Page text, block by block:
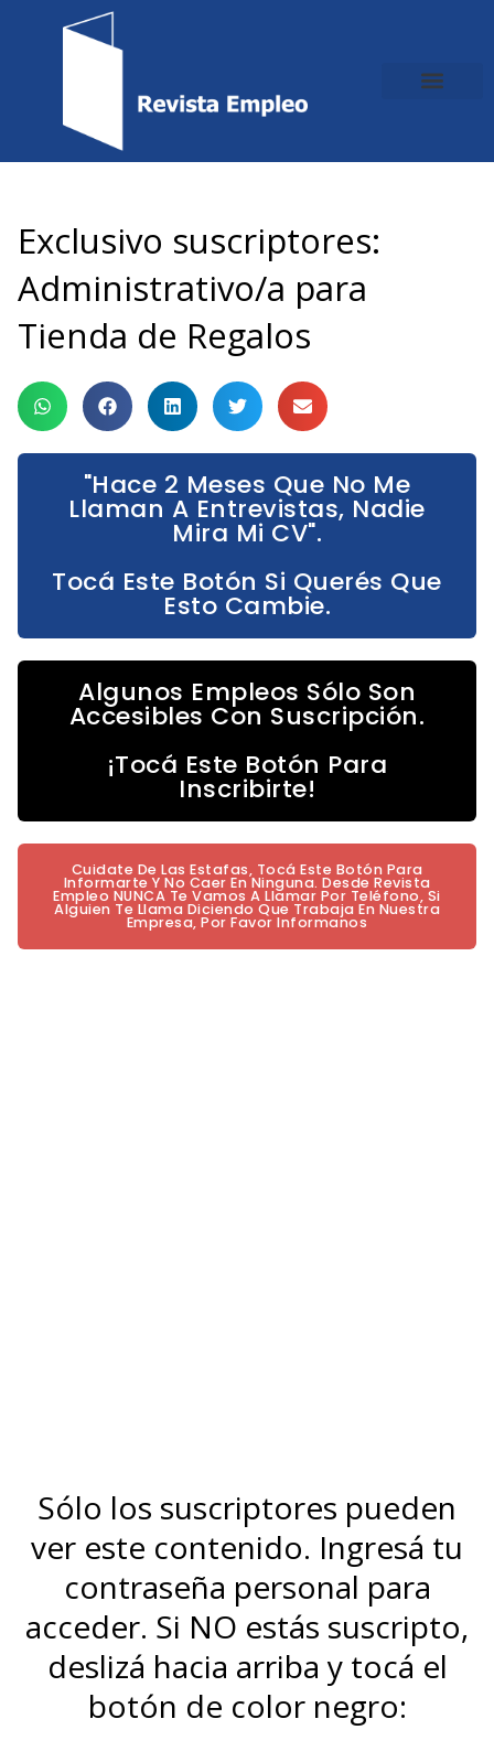
Exclusivo suscriptores:
Administrativo/a para
Tienda de Regalos
"Hace 2 Meses Que No Me
Llaman A Entrevistas, Nadie
Mira Mi CV".
Tocá Este Botón Si Querés Que
Esto Cambie.
Algunos Empleos Sólo Son
Accesibles Con Suscripción.
¡Tocá Este Botón Para
Inscribirte!
Cuidate De Las Estafas, Tocá Este Botón Para
Informarte Y No Caer En Ninguna. Desde Revista
Empleo NUNCA Te Vamos A Llamar Por Teléfono, Si
Alguien Te Llama Diciendo Que Trabaja En Nuestra
Empresa, Por Favor Informanos
Sólo los suscriptores pueden
ver este contenido. Ingresá tu
contraseña personal para
acceder. Si NO estás suscripto,
deslizá hacia arriba y tocá el
botón de color negro: